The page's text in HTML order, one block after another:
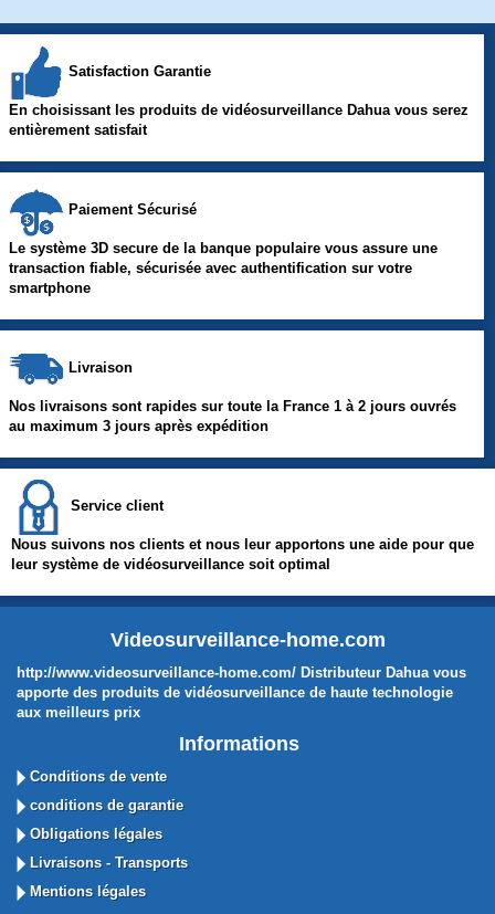
Satisfaction Garantie
En choisissant les produits de vidéosurveillance Dahua vous serez
entièrement satisfait
Paiement Sécurisé
Le système 3D secure de la banque populaire vous assure une
transaction fiable, sécurisée avec authentification sur votre
smartphone
Livraison
Nos livraisons sont rapides sur toute la France 1 à 2 jours ouvrés
au maximum 3 jours après expédition
Service client
Nous suivons nos clients et nous leur apportons une aide pour que
leur système de vidéosurveillance soit optimal
Videosurveillance-home.com
http://www.videosurveillance-home.com/ Distributeur Dahua vous
apporte des produits de vidéosurveillance de haute technologie
aux meilleurs prix
Informations
Conditions de vente
conditions de garantie
Obligations légales
Livraisons - Transports
Mentions légales